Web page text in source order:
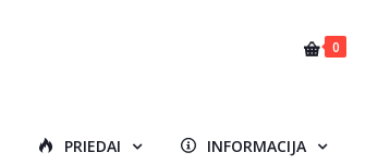
0
PRIEDAI INFORMACIJA